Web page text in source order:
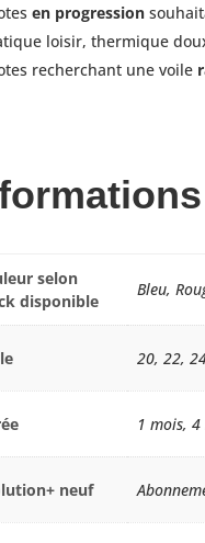
en progression
loisir, thermique
recherchant une voile
selon
disponible
Bleu,
20, 22,
1 mois,
neuf